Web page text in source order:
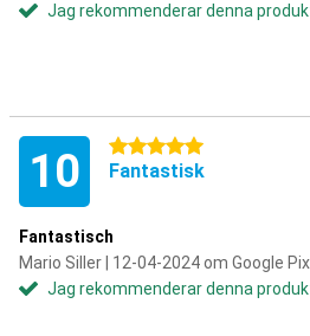
Jag rekommenderar denna
10 5 stjärnor
Fantastisk
Fantastisch
Mario Siller | 12-04-2024 om Google
Jag rekommenderar denna